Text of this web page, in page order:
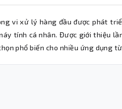
vi xử lý hàng đầu được phát
tính cá nhân. Được giới thiệu
phổ biến cho nhiều ứng dụng